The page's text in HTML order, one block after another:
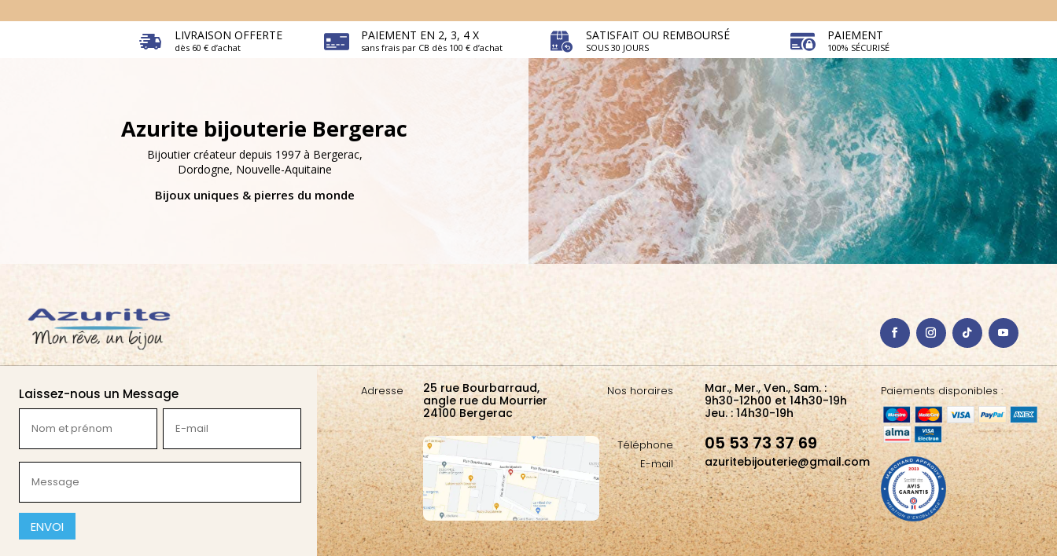
LIVRAISON OFFERTE
dès 60 € d’achat
PAIEMENT EN 2, 3, 4 X
sans frais par CB dès 100 € d’achat
SATISFAIT OU REMBOURSÉ
SOUS 30 JOURS
PAIEMENT
100% SÉCURISÉ
Azurite bijouterie Bergerac
Bijoutier créateur depuis 1997 à Bergerac,
Dordogne, Nouvelle-Aquitaine
Bijoux uniques & pierres du monde
Laissez-nous un Message
et
prénom
mail
(Nécessaire)
(Nécessaire)
CAPTCHA
Adresse
25 rue Bourbarraud,
angle rue du Mourrier
24100 Bergerac
Nos horaires
Téléphone
E-mail
Mar., Mer., Ven., Sam. :
9h30-12h00 et 14h30-19h
Jeu. : 14h30-19h
05 53 73 37 69
azuritebijouterie@gmail.com
Paiements disponibles :